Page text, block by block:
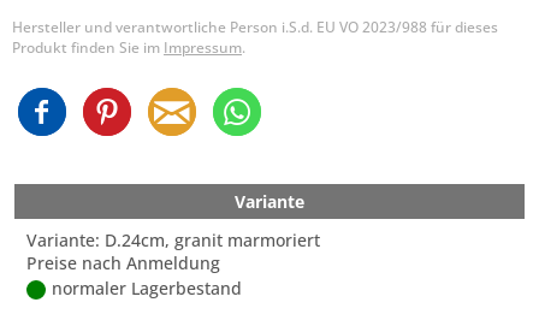
Hersteller und verantwortliche Person i.S.d. EU VO 2023/988 für dieses
Produkt finden Sie im Impressum.
Variante
Variante: D.24cm, granit marmoriert
Preise nach Anmeldung
normaler Lagerbestand